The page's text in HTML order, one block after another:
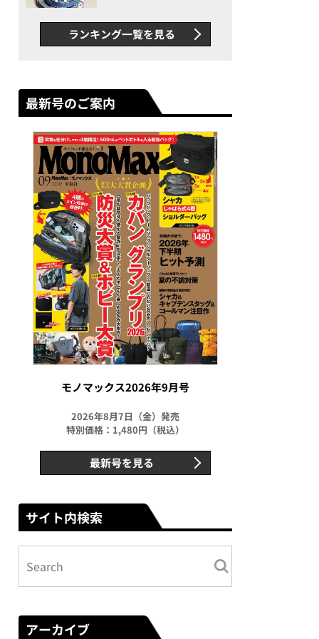
新ムーブメントの衝撃
ランキング一覧を見る
最新号のご案内
モノマックス2026年9月号
2026年8月7日（金）発売
特別価格：1,480円（税込）
最新号を見る
サイト内検索
アーカイブ